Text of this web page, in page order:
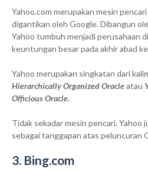
Yahoo.com merupakan mesin
digantikan oleh Google. Dibangun
Yahoo tumbuh menjadi perusahaan
keuntungan besar pada akhir abad
Yahoo merupakan singkatan dari
Hierarchically Organized Oracleatau
Officious Oracle.
Tidak sekadar mesin pencari, Yahoo
sebagai tanggapan atas peluncuran
3. Bing.com